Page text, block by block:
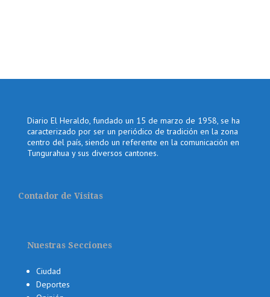
Diario El Heraldo, fundado un 15 de marzo de 1958, se ha
caracterizado por ser un periódico de tradición en la zona
centro del país, siendo un referente en la comunicación en
Tungurahua y sus diversos cantones.
Contador de Visitas
Nuestras Secciones
Ciudad
Deportes